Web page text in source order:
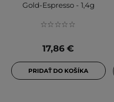
Gold-Espresso - 1,4g
17,86 €
PRIDAŤ DO KOŠÍKA